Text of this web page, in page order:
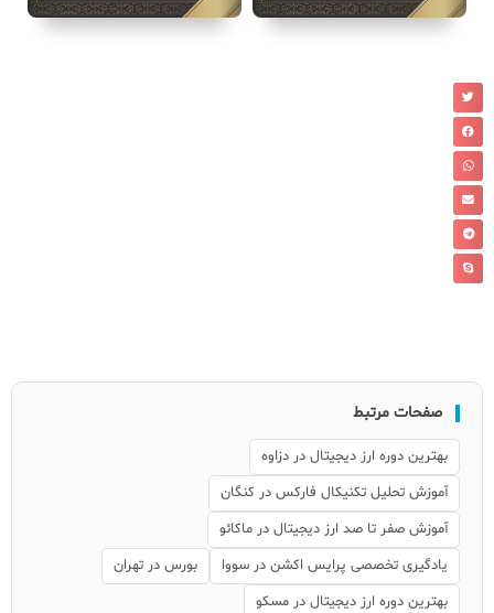
صفحات مرتبط
بهترین دوره ارز دیجیتال در دزاوه
آموزش تحلیل تکنیکال فارکس در کنگان
آموزش صفر تا صد ارز دیجیتال در ماکائو
یادگیری تخصصی پرایس اکشن در سووا
بورس در تهران
بهترین دوره ارز دیجیتال در مسکو